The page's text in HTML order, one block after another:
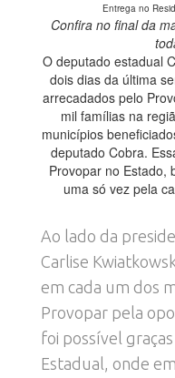
Entrega no
Confira no final da
O deputado estadual
dois dias da última
arrecadados pelo
mil famílias na
municípios
deputado Cobra.
Provopar no Estado,
uma só vez pela
Ao lado da
Carlise
em cada um dos
Provopar pela
foi possível
Estadual, onde